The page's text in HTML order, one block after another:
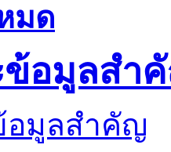
มด
ข้อมูลสำ